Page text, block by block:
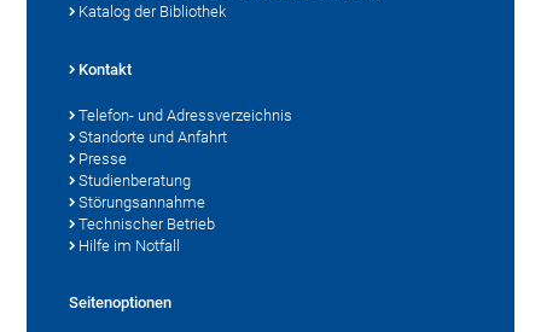
Katalog der Bibliothek
Kontakt
Telefon- und Adressverzeichnis
Standorte und Anfahrt
Presse
Studienberatung
Störungsannahme
Technischer Betrieb
Hilfe im Notfall
Seitenoptionen